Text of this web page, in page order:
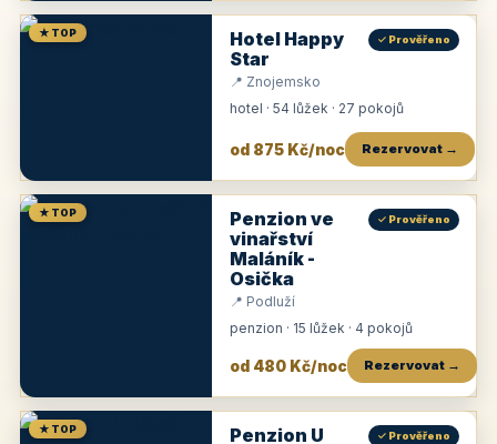
★ TOP
Hotel Happy
Star
✓ Prověřeno
📍 Znojemsko
hotel · 54 lůžek · 27 pokojů
od 875 Kč/noc Rezervovat →
★ TOP
Penzion ve
vinařství
Maláník -
Osička
✓ Prověřeno
📍 Podluží
penzion · 15 lůžek · 4 pokojů
od 480 Kč/noc Rezervovat →
★ TOP
Penzion U
✓ Prověřeno